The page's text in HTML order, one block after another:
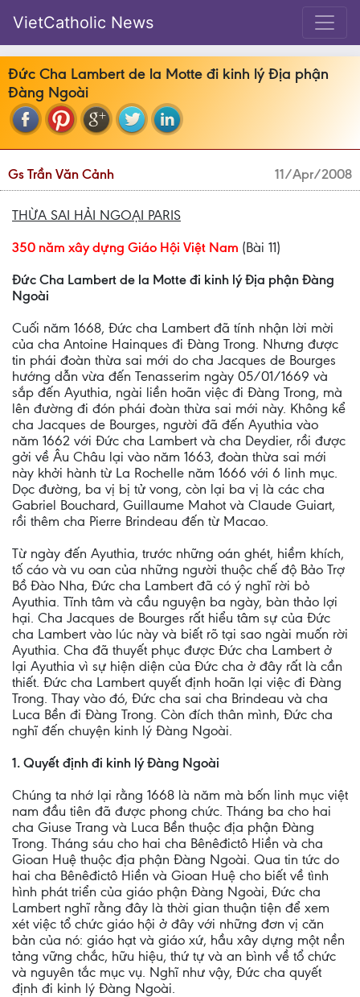
VietCatholic News
Ðức Cha Lambert de la Motte đi kinh lý Ðịa phận
Ðàng Ngoài
Gs Trần Văn Cảnh 11/Apr/2008
THỪA SAI HẢI NGOẠI PARIS
350 năm xây dựng Giáo Hội Việt Nam (Bài 11)
Ðức Cha Lambert de la Motte đi kinh lý Ðịa phận Ðàng
Ngoài
Cuối năm 1668, Ðức cha Lambert đã tính nhận lời mời
của cha Antoine Hainques đi Ðàng Trong. Nhưng được
tin phái đoàn thừa sai mới do cha Jacques de Bourges
hướng dẫn vừa đến Tenasserim ngày 05/01/1669 và
sắp đến Ayuthia, ngài liền hoãn việc đi Ðàng Trong, mà
lên đường đi đón phái đoàn thừa sai mới này. Không kể
cha Jacques de Bourges, người đã đến Ayuthia vào
năm 1662 với Ðức cha Lambert và cha Deydier, rồi được
gởi về Âu Châu lại vào năm 1663, đoàn thừa sai mới
này khởi hành từ La Rochelle năm 1666 với 6 linh mục.
Dọc đường, ba vị bị tử vong, còn lại ba vị là các cha
Gabriel Bouchard, Guillaume Mahot và Claude Guiart,
rồi thêm cha Pierre Brindeau đến từ Macao.
Từ ngày đến Ayuthia, trước những oán ghét, hiềm khích,
tố cáo và vu oan của những người thuộc chế độ Bảo Trợ
Bồ Ðào Nha, Ðức cha Lambert đã có ý nghĩ rời bỏ
Ayuthia. Tĩnh tâm và cầu nguyện ba ngày, bàn thảo lợi
hại. Cha Jacques de Bourges rất hiểu tâm sự của Ðức
cha Lambert vào lúc này và biết rõ tại sao ngài muốn rời
Ayuthia. Cha đã thuyết phục được Ðức cha Lambert ở
lại Ayuthia vì sự hiện diện của Ðức cha ở đây rất là cần
thiết. Ðức cha Lambert quyết định hoãn lại việc đi Ðàng
Trong. Thay vào đó, Ðức cha sai cha Brindeau và cha
Luca Bền đi Ðàng Trong. Còn đích thân mình, Ðức cha
nghĩ đến chuyện kinh lý Ðàng Ngoài.
1. Quyết định đi kinh lý Ðàng Ngoài
Chúng ta nhớ lại rằng 1668 là năm mà bốn linh mục việt
nam đầu tiên đã được phong chức. Tháng ba cho hai
cha Giuse Trang và Luca Bền thuộc địa phận Ðàng
Trong. Tháng sáu cho hai cha Bênêđictô Hiền và cha
Gioan Huệ thuộc địa phận Ðàng Ngoài. Qua tin tức do
hai cha Bênêđictô Hiền và Gioan Huệ cho biết về tình
hình phát triển của giáo phận Ðàng Ngoài, Ðức cha
Lambert nghĩ rằng đây là thời gian thuận tiện để xem
xét việc tổ chức giáo hội ở đây với những đơn vị căn
bản của nó: giáo hạt và giáo xứ, hầu xây dựng một nền
tảng vững chắc, hữu hiệu, thứ tự và an bình về tổ chức
và nguyên tắc mục vụ. Nghĩ như vậy, Ðức cha quyết
định đi kinh lý Ðàng Ngoài.